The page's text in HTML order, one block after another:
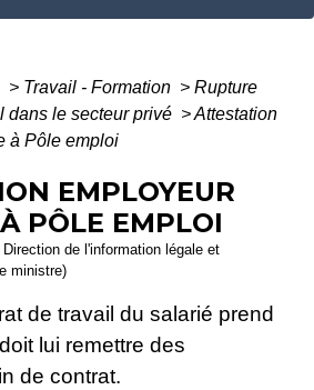
> Travail - Formation > Rupture
dans le secteur privé >Attestation
à Pôle emploi
EMPLOYEUR
PÔLE EMPLOI
de l'information légale et
ministre)
de travail du salarié prend
lui remettre des
de contrat.